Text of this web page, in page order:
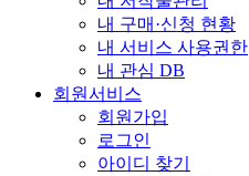
내 구매·신청 현황
내 서비스 사용권한
내 관심 DB
회원서비스
회원가입
로그인
아이디 찾기